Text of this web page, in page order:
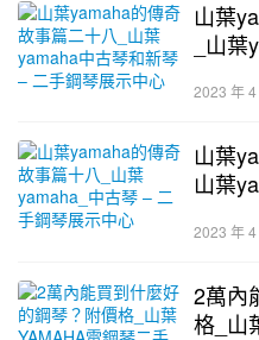
山葉
_山
2023 年 4
山葉
山葉
2023 年 4
2萬內
格_山